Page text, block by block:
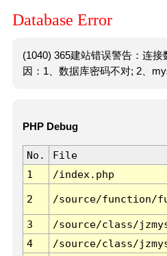
Database Error
(1040) 365建站错误警告：连
因：1、数据库密码不对; 2、
PHP Debug
No. File
1
/index.php
2 /source/function/
3 /source/class/
4
/source/class/